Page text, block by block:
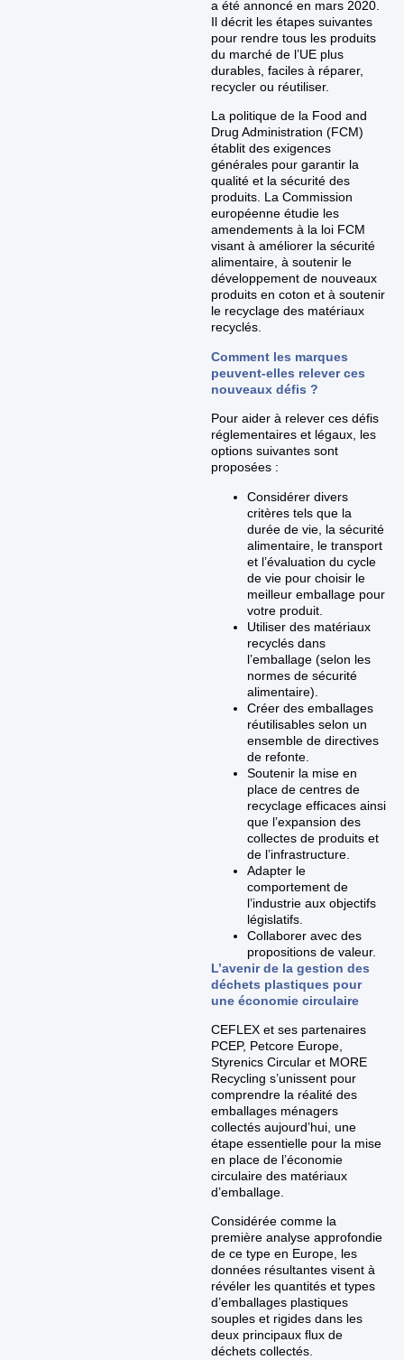
a été annoncé en mars 2020.
Il décrit les étapes suivantes
pour rendre tous les produits
du marché de l’UE plus
durables, faciles à réparer,
recycler ou réutiliser.
La politique de la Food and
Drug Administration (FCM)
établit des exigences
générales pour garantir la
qualité et la sécurité des
produits. La Commission
européenne étudie les
amendements à la loi FCM
visant à améliorer la sécurité
alimentaire, à soutenir le
développement de nouveaux
produits en coton et à soutenir
le recyclage des matériaux
recyclés.
Comment les marques
peuvent-elles relever ces
nouveaux défis ?
Pour aider à relever ces défis
réglementaires et légaux, les
options suivantes sont
proposées :
Considérer divers
critères tels que la
durée de vie, la sécurité
alimentaire, le transport
et l’évaluation du cycle
de vie pour choisir le
meilleur emballage pour
votre produit.
Utiliser des matériaux
recyclés dans
l’emballage (selon les
normes de sécurité
alimentaire).
Créer des emballages
réutilisables selon un
ensemble de directives
de refonte.
Soutenir la mise en
place de centres de
recyclage efficaces ainsi
que l’expansion des
collectes de produits et
de l’infrastructure.
Adapter le
comportement de
l’industrie aux objectifs
législatifs.
Collaborer avec des
propositions de valeur.
L’avenir de la gestion des
déchets plastiques pour
une économie circulaire
CEFLEX et ses partenaires
PCEP, Petcore Europe,
Styrenics Circular et MORE
Recycling s’unissent pour
comprendre la réalité des
emballages ménagers
collectés aujourd’hui, une
étape essentielle pour la mise
en place de l’économie
circulaire des matériaux
d’emballage.
Considérée comme la
première analyse approfondie
de ce type en Europe, les
données résultantes visent à
révéler les quantités et types
d’emballages plastiques
souples et rigides dans les
deux principaux flux de
déchets collectés.